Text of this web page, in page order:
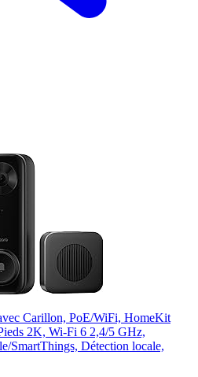
Carillon, PoE/WiFi, HomeKit
2K, Wi-Fi 6 2,4/5 GHz,
SmartThings, Détection locale,